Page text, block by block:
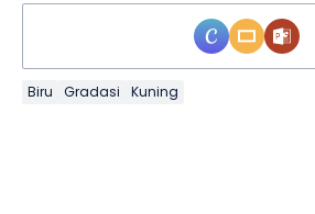
Biru Gradasi Kuning